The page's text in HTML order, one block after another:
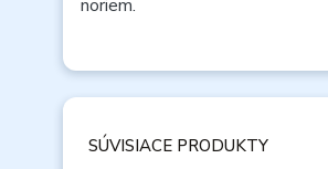
noriem.
SÚVISIACE PRODUKTY